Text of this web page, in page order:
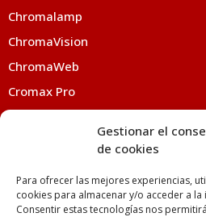
Gestionar el
de cookies
Para ofrecer las mejores experiencias,
cookies para almacenar y/o acceder a
Consentir estas tecnologías nos
Chromalamp
ChromaVision
ChromaWeb
Cromax Pro
Eco Pro
Kwik Color